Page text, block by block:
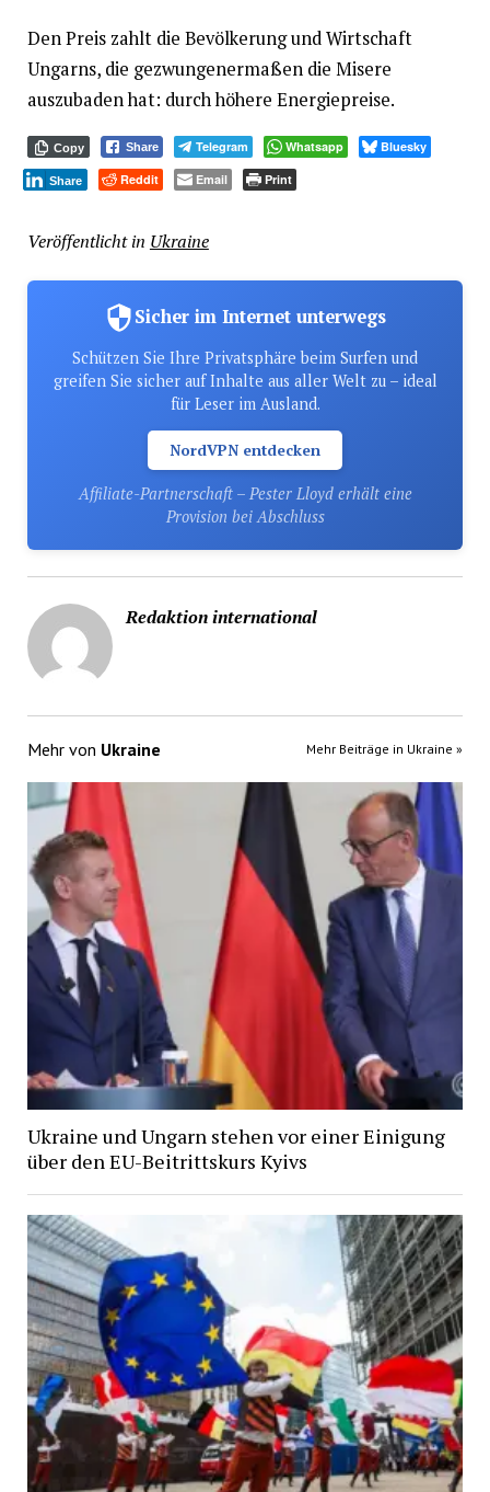
Den Preis zahlt die Bevölkerung und Wirtschaft
Ungarns, die gezwungenermaßen die Misere
auszubaden hat: durch höhere Energiepreise.
Copy Share Telegram Whatsapp Bluesky
Share Reddit Email Print
Veröffentlicht in Ukraine
Sicher im Internet unterwegs
Schützen Sie Ihre Privatsphäre beim Surfen und
greifen Sie sicher auf Inhalte aus aller Welt zu – ideal
für Leser im Ausland.
NordVPN entdecken
Affiliate-Partnerschaft – Pester Lloyd erhält eine
Provision bei Abschluss
Redaktion international
Mehr von Ukraine Mehr Beiträge in Ukraine »
Ukraine und Ungarn stehen vor einer Einigung
über den EU-Beitrittskurs Kyivs